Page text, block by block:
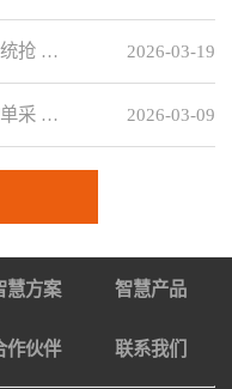
2026-03-19
统抢 …
2026-03-09
单采 …
慧方案 智慧产品
作伙伴 联系我们